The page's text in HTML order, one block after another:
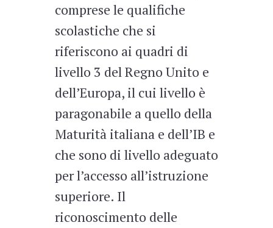
comprese le qualifiche
scolastiche che si
riferiscono ai quadri di
livello 3 del Regno Unito e
dell’Europa, il cui livello è
paragonabile a quello della
Maturità italiana e dell’IB e
che sono di livello adeguato
per l’accesso all’istruzione
superiore. Il
riconoscimento delle